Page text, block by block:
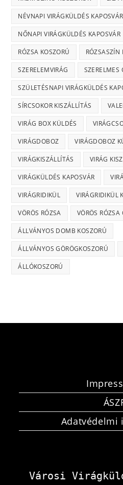
NÉVNAPI VIRÁGKÜLDÉS KAPOSVÁR
NŐNAPI VIRÁGKÜLDÉS KAPOSVÁR
RÓZSA KOSZORÚ RÓZSASZÍN
SZERELEMVIRÁG SZERELMES
SZÜLETÉSNAPI VIRÁGKÜLDÉS
SÍRCSOKOR KISZÁLLÍTÁS
VIRÁG BOX KÜLDÉS
VIRÁGDOBOZ VIRÁGDOBOZ
VIRÁGKISZÁLLÍTÁS VIRÁG
VIRÁGKÜLDÉS KAPOSVÁR
VIRÁGRIDIKÜL VIRÁGRIDIKÜL
VÖRÖS RÓZSA VÖRÖS RÓZSA
ÁLLVÁNYOS DOMB KOSZORÚ
ÁLLVÁNYOS GÖRÖGKOSZORÚ
ÁLLÓKOSZORÚ
Adatvédelmi
Városi